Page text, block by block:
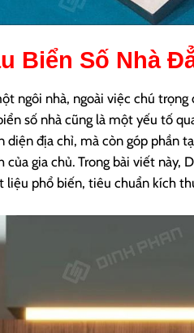
Biển Số Nhà
ngôi nhà, ngoài việc chú
số nhà cũng là một yếu tố
diện địa chỉ, mà còn góp phần
gia chủ. Trong bài viết này,
liệu phổ biến, tiêu chuẩn kích